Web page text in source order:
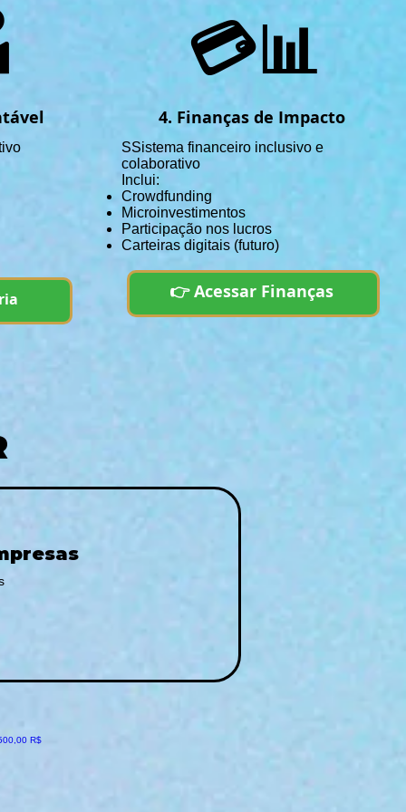
💳📊
4. Finanças de Impacto
SSistema financeiro inclusivo e
colaborativo
Inclui:
Crowdfunding
Microinvestimentos
Participação nos lucros
Carteiras digitais (futuro)
👉 Acessar Finanças
R$